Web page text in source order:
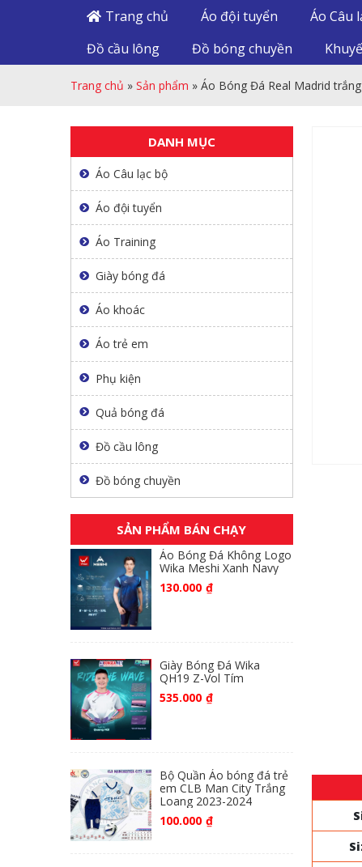
Trang chủ Áo đội tuyển Áo Câu
Đồ cầu lông
Đồ bóng chuyền
Trang chủ » Sản phẩm » Áo Bóng Đá Real Madrid
DANH MỤC
Áo Câu lạc bộ
Áo đội tuyển
Áo Training
Giày bóng đá
Áo khoác
Áo trẻ em
Phụ kiện
Quả bóng đá
Đồ cầu lông
Đồ bóng chuyền
SẢN PHẨM BÁN CHẠY
Áo Bóng Đá Không Logo
Wika Meshi Xanh Navy
130.000 ₫
Giày Bóng Đá Wika
QH19 Z-Vol Tím
535.000 ₫
Bộ Quần Áo bóng đá trẻ
em CLB Man City Trắng
Loang 2023-2024
100.000 ₫